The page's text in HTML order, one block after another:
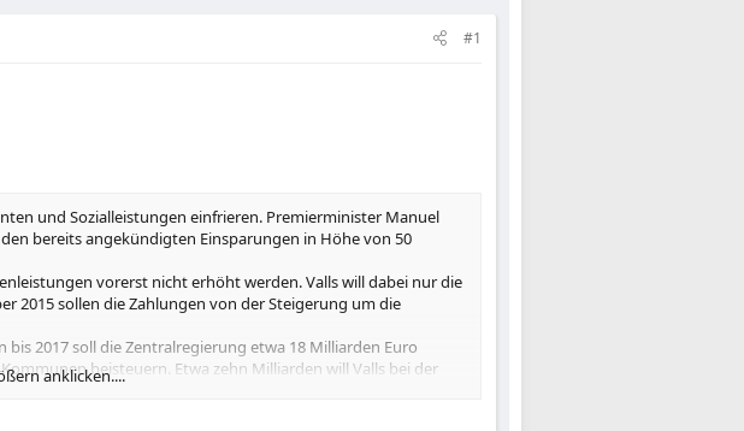
#1
und Sozialleistungen einfrieren. Premierminister Manuel
bereits angekündigten Einsparungen in Höhe von 50
vorerst nicht erhöht werden. Valls will dabei nur die
2015 sollen die Zahlungen von der Steigerung um die
2017 soll die Zentralregierung etwa 18 Milliarden Euro
beisteuern. Etwa zehn Milliarden will Valls bei der
bei anderen Sozialleistungen.
anklicken....